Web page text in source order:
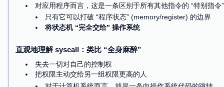
如何确认程序加载后的确从我的 _start 开始执行？